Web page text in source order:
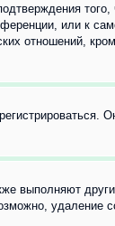
или к
отношений,
выполняют
удаление